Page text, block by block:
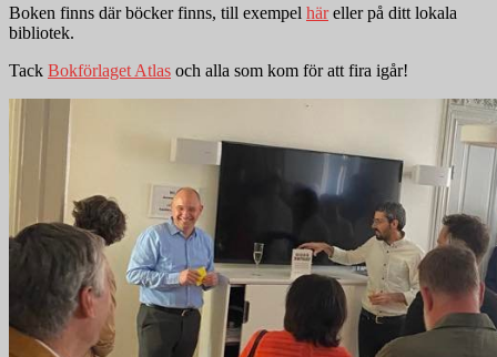
Boken finns där böcker finns, till exempel häreller på ditt lokala
bibliotek.
Tack Bokförlaget Atlas och alla som kom för att fira igår!